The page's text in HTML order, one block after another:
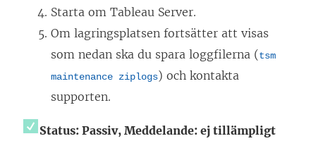
Starta om Tableau Server.
Om lagringsplatsen fortsätter att visas
som nedan ska du spara loggfilerna (tsm
maintenance ziplogs) och kontakta
supporten.
Status: Passiv, Meddelande: ej tillämpligt